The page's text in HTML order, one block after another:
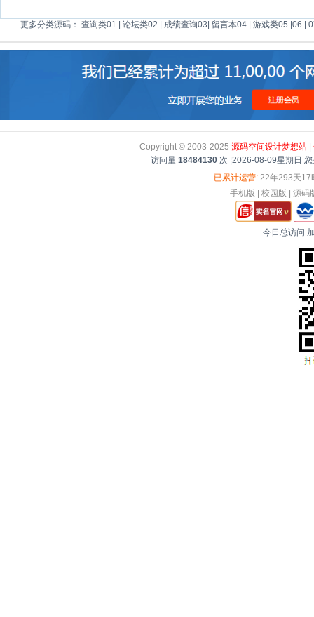
更多分类源码： 查询类01 论坛类02 成绩查询03 留言本04 游戏类05 06
Copyright © 2003-2025源码空间设计梦想站 |
访问量18484130 次 ¦2026-08-09星期日
已累计运营: 22年293天17
手机版
校园版 源码
今日总访问